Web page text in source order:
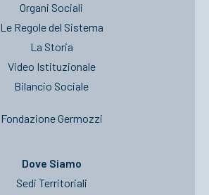
Organi Sociali
Le Regole del Sistema
La Storia
Video Istituzionale
Bilancio Sociale
Fondazione Germozzi
Dove Siamo
Sedi Territoriali